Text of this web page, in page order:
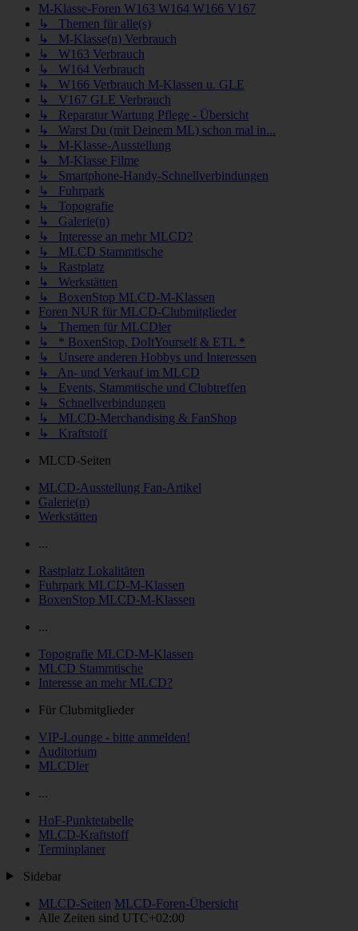
M-Klasse-Foren W163 W164 W166 V167
↳ Themen für alle(s)
↳ M-Klasse(n) Verbrauch
↳ W163 Verbrauch
↳ W164 Verbrauch
↳ W166 Verbrauch M-Klassen u. GLE
↳ V167 GLE Verbrauch
↳ Reparatur Wartung Pflege - Übersicht
↳ Warst Du (mit Deinem ML) schon mal in...
↳ M-Klasse-Ausstellung
↳ M-Klasse Filme
↳ Smartphone-Handy-Schnellverbindungen
↳ Fuhrpark
↳ Topografie
↳ Galerie(n)
↳ Interesse an mehr MLCD?
↳ MLCD Stammtische
↳ Rastplatz
↳ Werkstätten
↳ BoxenStop MLCD-M-Klassen
Foren NUR für MLCD-Clubmitglieder
↳ Themen für MLCDler
↳ * BoxenStop, DoItYourself & ETL *
↳ Unsere anderen Hobbys und Interessen
↳ An- und Verkauf im MLCD
↳ Events, Stammtische und Clubtreffen
↳ Schnellverbindungen
↳ MLCD-Merchandising & FanShop
↳ Kraftstoff
MLCD-Seiten
MLCD-Ausstellung Fan-Artikel
Galerie(n)
Werkstätten
...
Rastplatz Lokalitäten
Fuhrpark MLCD-M-Klassen
BoxenStop MLCD-M-Klassen
...
Topografie MLCD-M-Klassen
MLCD Stammtische
Interesse an mehr MLCD?
Für Clubmitglieder
VIP-Lounge - bitte anmelden!
Auditorium
MLCDler
...
HoF-Punktetabelle
MLCD-Kraftstoff
Terminplaner
Sidebar
MLCD-Seiten MLCD-Foren-Übersicht
Alle Zeiten sind UTC+02:00